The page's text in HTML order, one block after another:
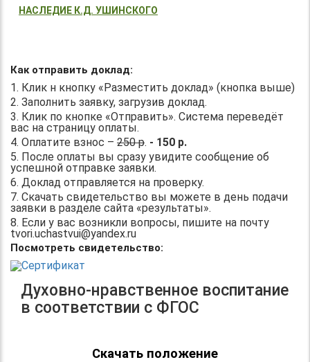
НАСЛЕДИЕ К.Д. УШИНСКОГО
Как отправить доклад:
1. Клик н кнопку «Разместить доклад» (кнопка выше)
2. Заполнить заявку, загрузив доклад.
3. Клик по кнопке «Отправить». Система переведёт
вас на страницу оплаты.
4. Оплатите взнос – 250 р. - 150 р.
5. После оплаты вы сразу увидите сообщение об
успешной отправке заявки.
6. Доклад отправляется на проверку.
7. Скачать свидетельство вы можете в день подачи
заявки в разделе сайта «результаты».
8. Если у вас возникли вопросы, пишите на почту
tvori.uchastvui@yandex.ru
Посмотреть свидетельство:
Духовно-нравственное воспитание
в соответствии с ФГОС
Скачать положение